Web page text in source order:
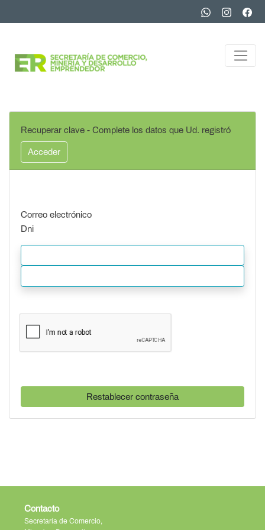
Recuperar clave - Complete los datos que Ud. registró
Acceder
Correo electrónico
Dni
Contacto
Secretaría de Comercio,